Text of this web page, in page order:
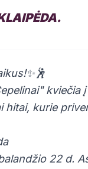
hitai, kurie
22 d.